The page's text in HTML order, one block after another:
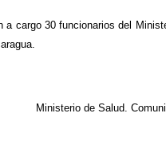
a cargo 30 funcionarios del
Ministerio de Salud.